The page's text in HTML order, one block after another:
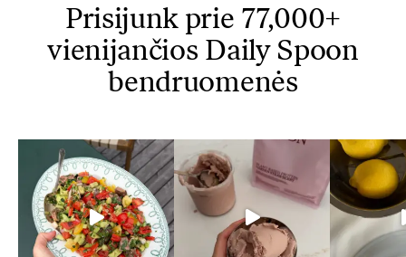
Prisijunk prie 77,000+
vienijančios Daily Spoon
bendruomenės